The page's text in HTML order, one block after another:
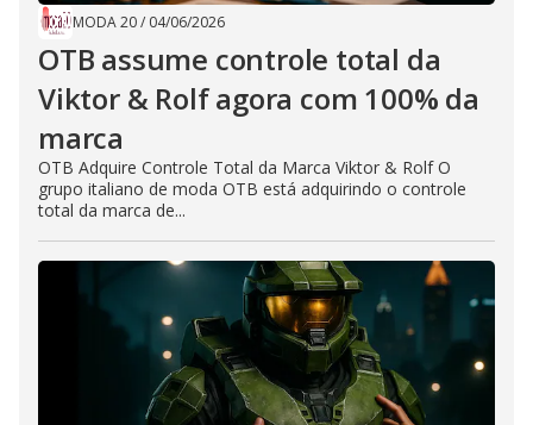
MODA 20/ 04/06/2026
OTB assume controle total da
Viktor & Rolf agora com 100% da
marca
OTB Adquire Controle Total da Marca Viktor & Rolf O
grupo italiano de moda OTB está adquirindo o controle
total da marca de...